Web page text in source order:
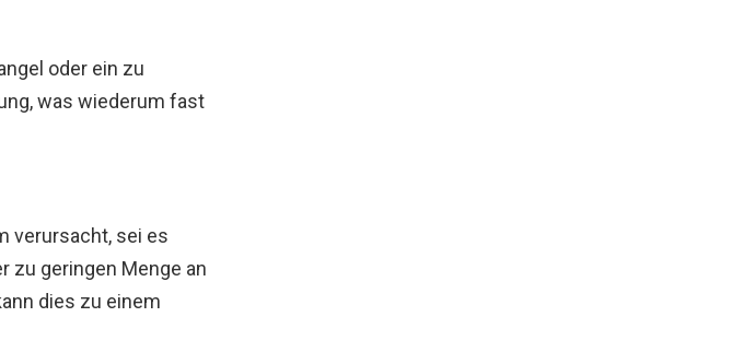
oder ein zu
was wiederum fast
verursacht, sei es
zu geringen Menge an
dies zu einem